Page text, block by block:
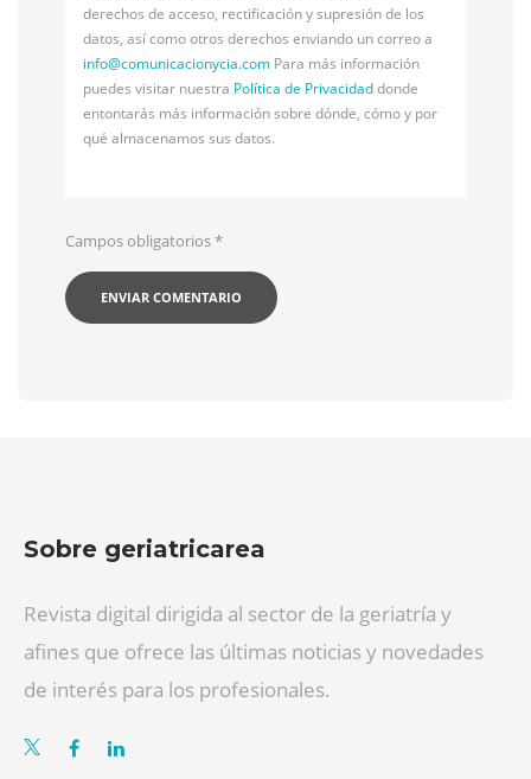
derechos de acceso, rectificación y supresión de los
datos, así como otros derechos enviando un correo a
info@comunicacionycia.com Para más información
puedes visitar nuestra Política de Privacidaddonde
entontarás más información sobre dónde, cómo y por
qué almacenamos sus datos.
Campos obligatorios*
Sobre geriatricarea
Revista digital dirigida al sector de la geriatría y
afines que ofrece las últimas noticias y novedades
de interés para los profesionales.